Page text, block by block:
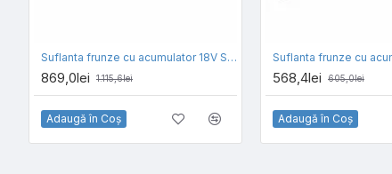
Suflanta frunze cu acumulator 18V Stanley Fatmax SFMCBL7B-XJ, motor fara perii, viteza suflare 177km/h, functie boost, 1 x acumulator 4 Ah si incarcator
869,0lei 1.115,6lei
Adaugă în Coş
568,4lei 605,0lei
Adaugă în Coş